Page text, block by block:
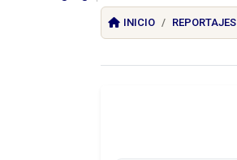
INICIO REPORTAJES